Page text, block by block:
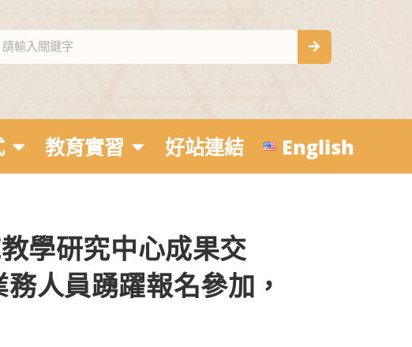
教育實習 好站連結 English
學研究中心成果交
人員踴躍報名參加，